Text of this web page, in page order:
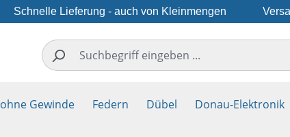
Schnelle Lieferung - auch von Kleinmengen
ohne Gewinde Federn Dübel Donau-Elektronik